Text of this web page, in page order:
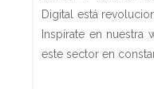
Digital está
Inspírate en
este sector en